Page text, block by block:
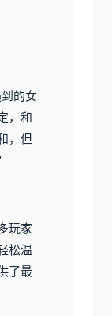
的女
，和
，但
玩家
松温
了最